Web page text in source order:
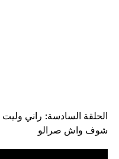
الحلقة السادسة: راني وليت
شوف واش صرالو